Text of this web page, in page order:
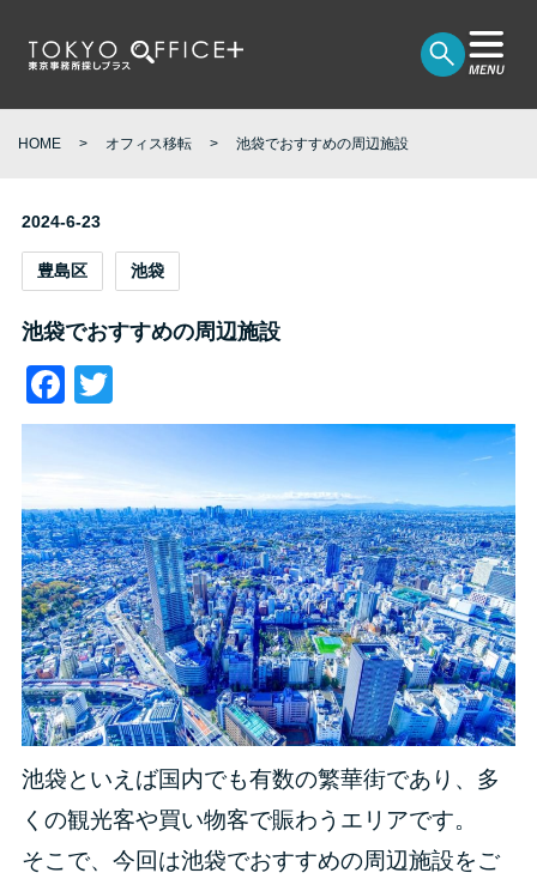
HOME オフィス移転 池袋でおすすめの周辺施設
2024-6-23
豊島区 池袋
池袋でおすすめの周辺施設
Facebook
池袋といえば国内でも有数の繁華街であり、多
くの観光客や買い物客で賑わうエリアです。
そこで、今回は池袋でおすすめの周辺施設をご